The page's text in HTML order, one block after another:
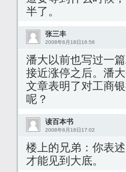
半了。
张三丰
2008年6月18日16:56
潘大以前也写过一
接近涨停之后。潘
文章表明了对工商
呢？
读百本书
2008年6月18日17:02
楼上的兄弟：你表
才能见到大底。